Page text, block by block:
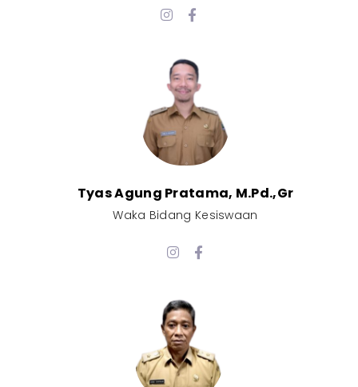
Tyas Agung Pratama, M.Pd.,Gr​
Waka Bidang Kesiswaan​